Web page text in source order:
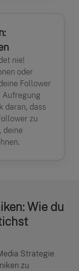
nie!
oder
Follower
Aufregung
daran, dass
zu
deine
Wie du
Strategie
zu